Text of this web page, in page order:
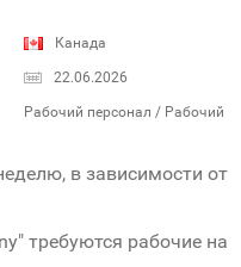
Канада
22.06.2026
Рабочий персонал / Рабочий
в зависимости от
требуются рабочие на